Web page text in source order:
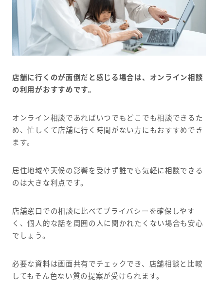
店舗に行くのが面倒だと感じる場合は、オンライン相談
の利用がおすすめです。
オンライン相談であればいつでもどこでも相談できるた
め、忙しくて店舗に行く時間がない方にもおすすめでき
ます。
居住地域や天候の影響を受けず誰でも気軽に相談できる
のは大きな利点です。
店舗窓口での相談に比べてプライバシーを確保しやす
く、個人的な話を周囲の人に聞かれたくない場合も安心
でしょう。
必要な資料は画面共有でチェックでき、店舗相談と比較
してもそん色ない質の提案が受けられます。